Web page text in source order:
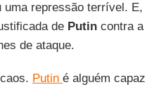
repressão terrível. E,
de Putincontra a
de ataque.
Putin é alguém